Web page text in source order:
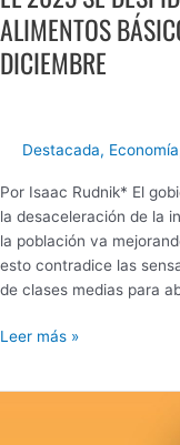
ALIMENTOS
DICIEMBRE
Destacada, Economía
Por Isaac Rudnik* El
la desaceleración de la
la población va
esto contradice las
de clases medias para
Leer más »